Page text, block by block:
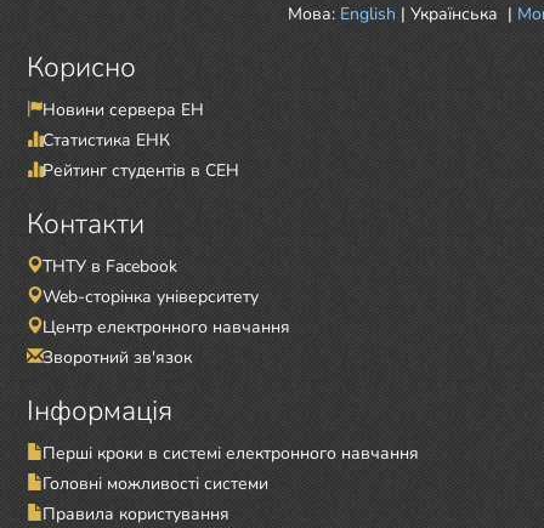
Мова: English | Українська |
Корисно
Новини сервера ЕН
Статистика ЕНК
Рейтинг студентів в СЕН
Контакти
ТНТУ в Facebook
Web-сторінка університету
Центр електронного навчання
Зворотний зв'язок
Інформація
Перші кроки в системі електронного навчання
Головні можливості системи
Правила користування